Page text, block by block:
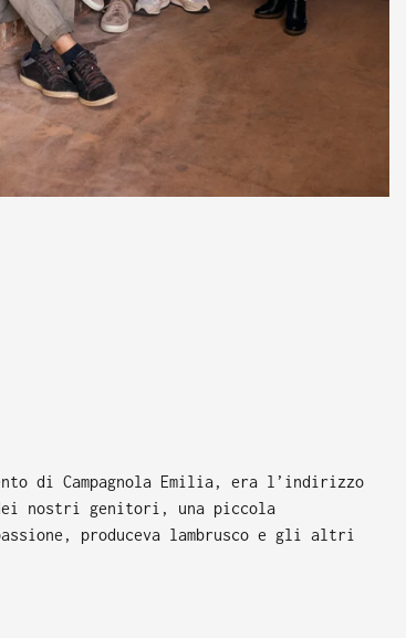
di Campagnola Emilia, era l’indirizzo
nostri genitori, una piccola
produceva lambrusco e gli altri